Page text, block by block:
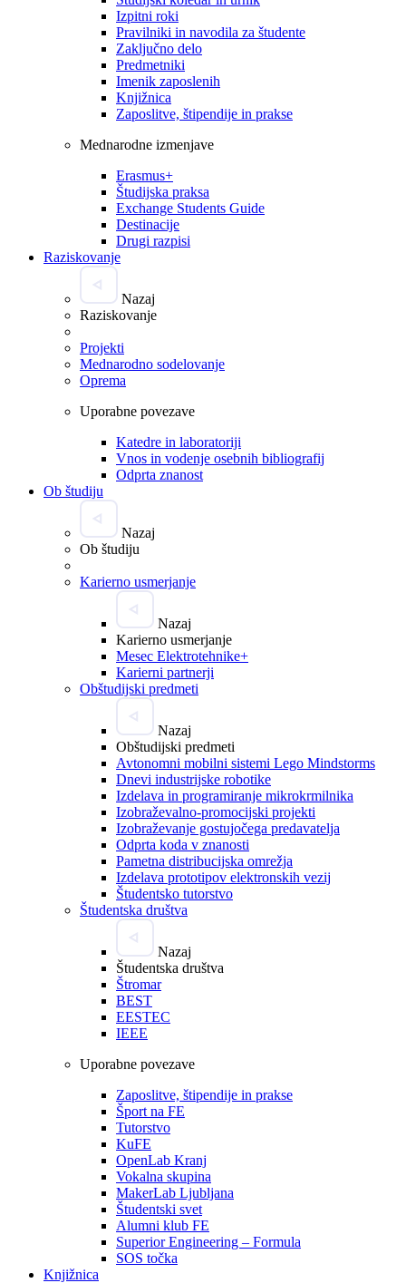
Izpitni roki
Pravilniki in navodila za študente
Zaključno delo
Predmetniki
Imenik zaposlenih
Knjižnica
Zaposlitve, štipendije in prakse
Mednarodne izmenjave
Erasmus+
Študijska praksa
Exchange Students Guide
Destinacije
Drugi razpisi
Raziskovanje
Nazaj
Raziskovanje
Projekti
Mednarodno sodelovanje
Oprema
Uporabne povezave
Katedre in laboratoriji
Vnos in vodenje osebnih bibliografij
Odprta znanost
Ob študiju
Nazaj
Ob študiju
Karierno usmerjanje
Nazaj
Karierno usmerjanje
Mesec Elektrotehnike+
Karierni partnerji
Obštudijski predmeti
Nazaj
Obštudijski predmeti
Avtonomni mobilni sistemi Lego Mindstorms
Dnevi industrijske robotike
Izdelava in programiranje mikrokrmilnika
Izobraževalno-promocijski projekti
Izobraževanje gostujočega predavatelja
Odprta koda v znanosti
Pametna distribucijska omrežja
Izdelava prototipov elektronskih vezij
Študentsko tutorstvo
Študentska društva
Nazaj
Študentska društva
Štromar
BEST
EESTEC
IEEE
Uporabne povezave
Zaposlitve, štipendije in prakse
Šport na FE
Tutorstvo
KuFE
OpenLab Kranj
Vokalna skupina
MakerLab Ljubljana
Študentski svet
Alumni klub FE
Superior Engineering – Formula
SOS točka
Knjižnica